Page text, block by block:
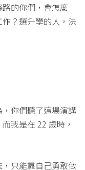
的你們，會怎麼
？選升學的人，決
你們聽了這場演講
我是在 22 歲時，
只能靠自己勇敢做